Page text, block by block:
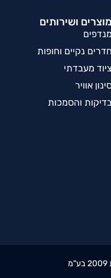
מוצרים ושירותים
מנדפים
חדרים נקיים וחופות
ציוד מעבדתי
אוויר
והסמכות